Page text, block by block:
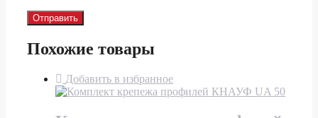
Похожие товары
Добавить в избранное